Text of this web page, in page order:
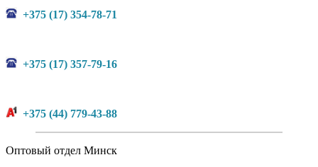
+375 (17) 354-78-71
+375 (17) 357-79-16
+375 (44) 779-43-88
Оптовый отдел Минск